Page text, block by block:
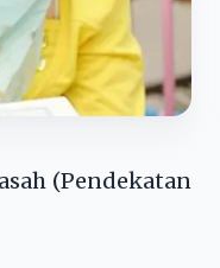
(Pendekatan